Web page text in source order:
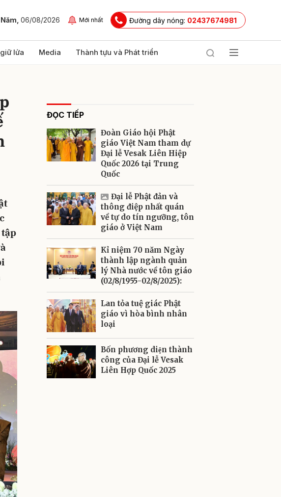
06/08/2026 Mới nhất Đường dây nóng: 02437674981
lửa Media Thành tựu và Phát triển
ĐỌC TIẾP
Đoàn Giáo hội Phật
giáo Việt Nam tham dự
Đại lễ Vesak Liên Hiệp
Quốc 2026 tại Trung
Quốc
Đại lễ Phật đản và
thông điệp nhất quán
về tự do tín ngưỡng, tôn
giáo ở Việt Nam
Kỉ niệm 70 năm Ngày
thành lập ngành quản
lý Nhà nước về tôn giáo
(02/8/1955-02/8/2025):
Lan tỏa tuệ giác Phật
giáo vì hòa bình nhân
loại
Bốn phương diện thành
công của Đại lễ Vesak
Liên Hợp Quốc 2025
Gửi